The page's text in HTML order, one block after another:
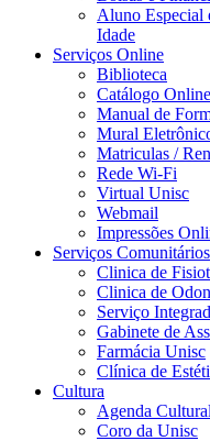
Aluno Especial
Idade
Serviços Online
Biblioteca
Catálogo Online
Manual de
Mural
Matriculas /
Rede Wi-Fi
Virtual Unisc
Webmail
Impressões
Serviços Comunitários
Clinica de
Clinica de
Serviço
Gabinete de
Farmácia Unisc
Clínica de
Cultura
Agenda Cultural
Coro da Unisc